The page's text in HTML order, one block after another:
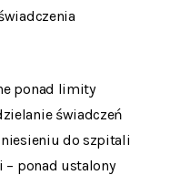
ponad limity
świadczeń
do szpitali
ponad ustalony